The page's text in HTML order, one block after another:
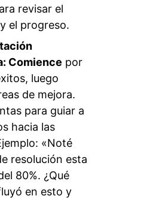
revisar el
el progreso.
Comience por
luego
de mejora.
para guiar a
hacia las
«Noté
resolución esta
80%. ¿Qué
en esto y